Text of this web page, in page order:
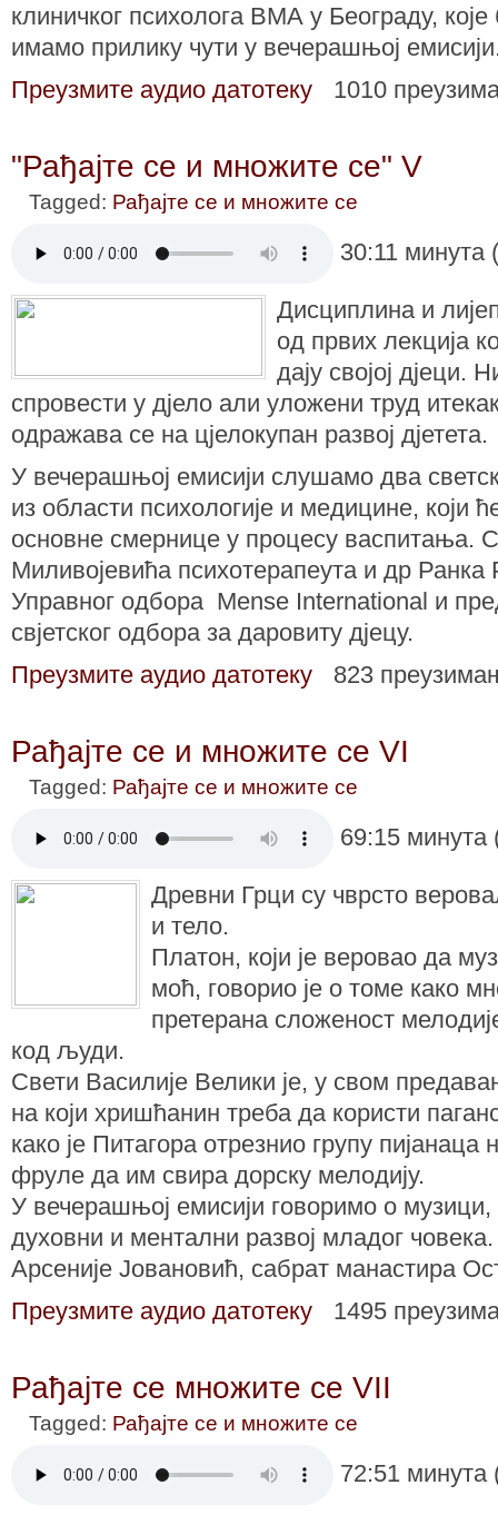
клиничког психолога ВМА у Београду,
имамо прилику чути у вечерашњој
Преузмите аудио датотеку
1010
"Рађајте се и множите се" V
Tagged: Рађајте се и множите се
30:11
Дисциплина и
од првих лекција
дају својој дјеци.
спровести у дјело али уложени труд
одражава се на цјелокупан развој дјетета.
У вечерашњој емисији слушамо два
из области психологије и медицине, који
основне смернице у процесу васпитања.
Миливојевића психотерапеута и др Ранка
Управног одбора Mense International и
свјетског одбора за даровиту дјецу.
Преузмите аудио датотеку
823
Рађајте се и множите се VI
Tagged: Рађајте се и множите се
69:15
Древни Грци су чврсто
и тело.
Платон, који је веровао да
моћ, говорио је о томе како
претерана сложеност
код људи.
Свети Василије Велики је, у свом
на који хришћанин треба да користи
како је Питагора отрезнио групу
фруле да им свира дорску мелодију.
У вечерашњој емисији говоримо о
духовни и ментални развој младог
Арсеније Јовановић, сабрат манастира
Преузмите аудио датотеку
1495
Рађајте се множите се VII
Tagged: Рађајте се и множите се
72:51